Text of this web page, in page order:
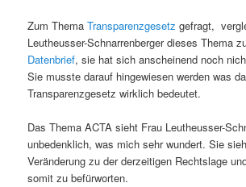
Zum ThemaTransparenzgesetz gefragt,
Leutheusser-Schnarrenberger dieses Thema
Datenbrief, sie hat sich anscheinend noch
Sie musste darauf hingewiesen werden was
Transparenzgesetz wirklich bedeutet.
Das Thema ACTA sieht Frau Leutheusser-
unbedenklich, was mich sehr wundert. Sie
Veränderung zu der derzeitigen Rechtslage
somit zu befürworten.